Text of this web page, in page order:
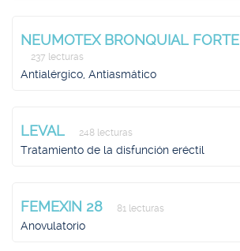
NEUMOTEX BRONQUIAL FORTE
237 lecturas
Antialérgico, Antiasmático
LEVAL 248 lecturas
Tratamiento de la disfunción eréctil
FEMEXIN 28 81 lecturas
Anovulatorio